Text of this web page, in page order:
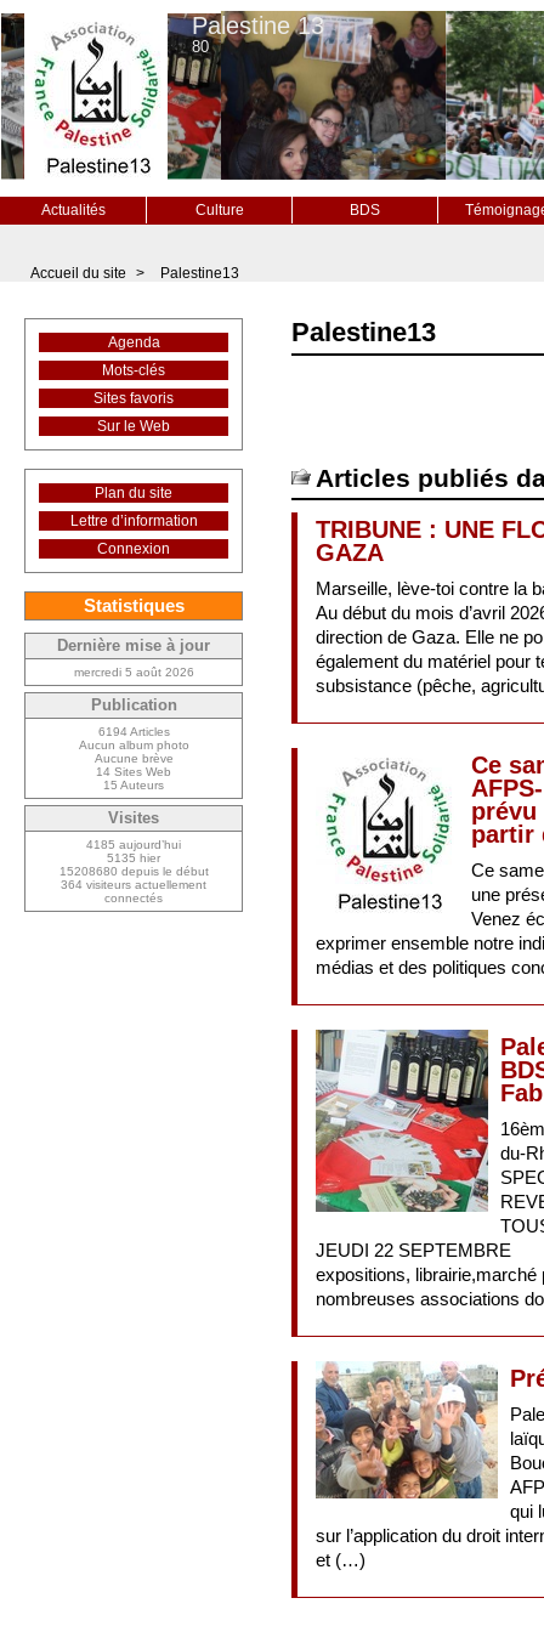
Palestine 13
80
Actualités Culture BDS
Accueil du site > Palestine13
Palestine13
Articles publiés
TRIBUNE : UNE
GAZA
Marseille, lève-toi contre la
Au début du mois d’avril
direction de Gaza. Elle ne
également du matériel pour
subsistance (pêche,
Ce
prévu
partir
Ce
une
Venez
exprimer ensemble notre
médias et des politiques
du-
JEUDI 22 SEPTEMBRE
expositions,
nombreuses associations
qui
sur l’application du droit
et (…)
Agenda
Mots-clés
Sites favoris
Sur le Web
Plan du site
Lettre d’information
Connexion
Statistiques
Dernière mise à jour
mercredi 5 août 2026
Publication
6194 Articles
Aucun album photo
Aucune brève
14 Sites Web
15 Auteurs
Visites
4185 aujourd’hui
5135 hier
15208680 depuis le début
364 visiteurs actuellement
connectés